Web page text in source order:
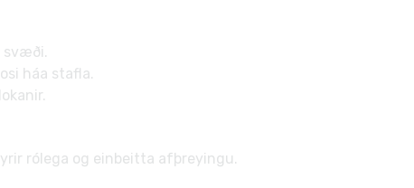
svæði.
háa stafla.
rólega og einbeitta afþreyingu.